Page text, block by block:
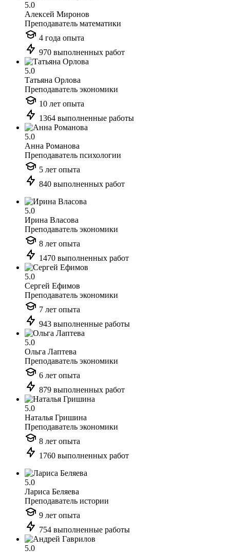
5.0
Алексей Миронов
Преподаватель математики
4 года опыта
970 выполненных работ
5.0
Татьяна Орлова
Преподаватель экономики
10 лет опыта
1364 выполненные работы
5.0
Анна Романова
Преподаватель психологии
5 лет опыта
840 выполненных работ
5.0
Ирина Власова
Преподаватель экономики
8 лет опыта
1470 выполненных работ
5.0
Сергей Ефимов
Преподаватель экономики
7 лет опыта
943 выполненные работы
5.0
Ольга Лаптева
Преподаватель экономики
6 лет опыта
879 выполненных работ
5.0
Наталья Гришина
Преподаватель экономики
8 лет опыта
1760 выполненных работ
5.0
Лариса Беляева
Преподаватель истории
9 лет опыта
754 выполненные работы
5.0